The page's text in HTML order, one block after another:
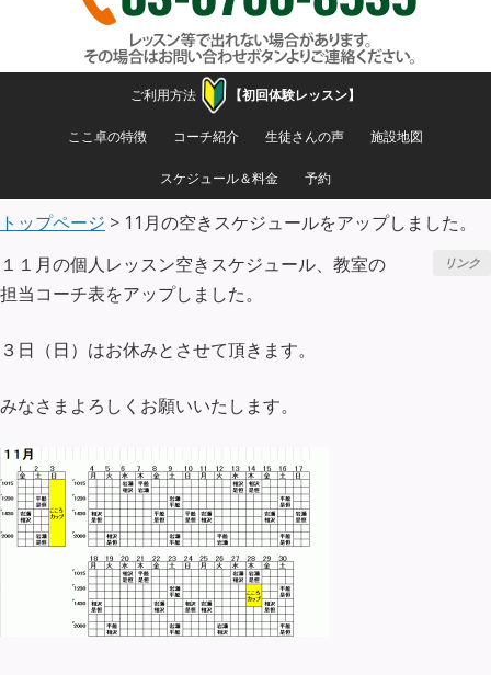
コンテンツへ移動
ご利用方法 【初回体験レッスン】
ここ卓の特徴 コーチ紹介 生徒さんの声 施設地図
スケジュール＆料金 予約
トップページ > 11月の空きスケジュールをアップしました。
リンク
１１月の個人レッスン空きスケジュール、教室の
担当コーチ表をアップしました。
３日（日）はお休みとさせて頂きます。
みなさまよろしくお願いいたします。